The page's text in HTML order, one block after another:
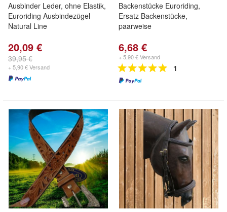
Ausbinder Leder, ohne Elastik,
Euroriding Ausbindezügel
Natural Line
20,09 €
39,95 €
+ 5,90 € Versand
Backenstücke Euroriding,
Ersatz Backenstücke,
paarweise
6,68 €
+ 5,90 € Versand
1